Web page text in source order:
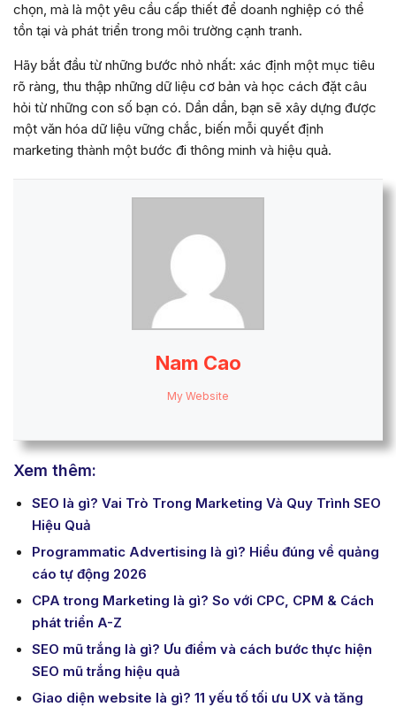
chọn, mà là một yêu cầu cấp thiết để doanh nghiệp có thể
tồn tại và phát triển trong môi trường cạnh tranh.
Hãy bắt đầu từ những bước nhỏ nhất: xác định một mục tiêu
rõ ràng, thu thập những dữ liệu cơ bản và học cách đặt câu
hỏi từ những con số bạn có. Dần dần, bạn sẽ xây dựng được
một văn hóa dữ liệu vững chắc, biến mỗi quyết định
marketing thành một bước đi thông minh và hiệu quả.
Nam Cao
My Website
Xem thêm:
SEO là gì? Vai Trò Trong Marketing Và Quy Trình SEO
Hiệu Quả
Programmatic Advertising là gì? Hiểu đúng về quảng
cáo tự động 2026
CPA trong Marketing là gì? So với CPC, CPM & Cách
phát triển A-Z
SEO mũ trắng là gì? Ưu điểm và cách bước thực hiện
SEO mũ trắng hiệu quả
Giao diện website là gì? 11 yếu tố tối ưu UX và tăng